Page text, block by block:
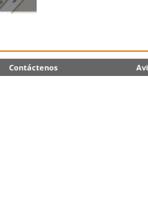
Contáctenos